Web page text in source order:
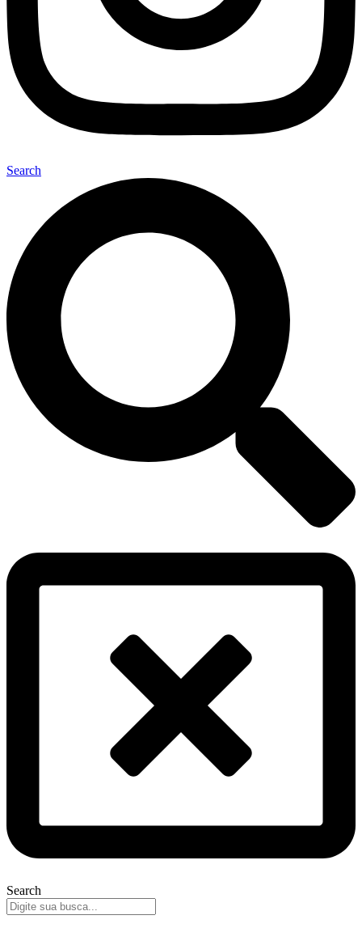
Search
Search